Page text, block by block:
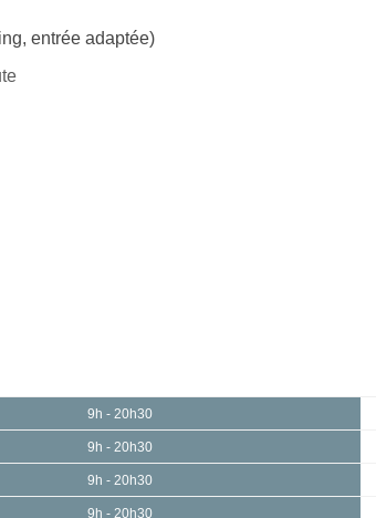
entrée adaptée)
9h - 20h30
9h - 20h30
9h - 20h30
9h - 20h30